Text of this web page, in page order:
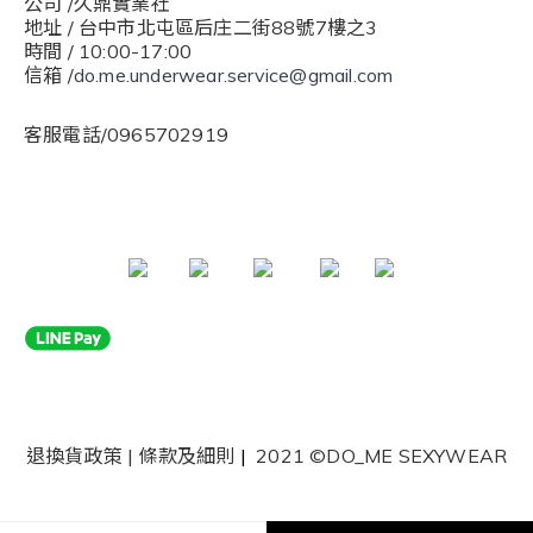
地址 / 台中市北屯區后庄二街88號7樓之3
時間 / 10:00-17:00
信箱 /do.me.underwear.service@gmail.com
客服電話/0965702919
退換貨政策 | 條款及細則 | 2021 ©DO_ME SEXYWEAR